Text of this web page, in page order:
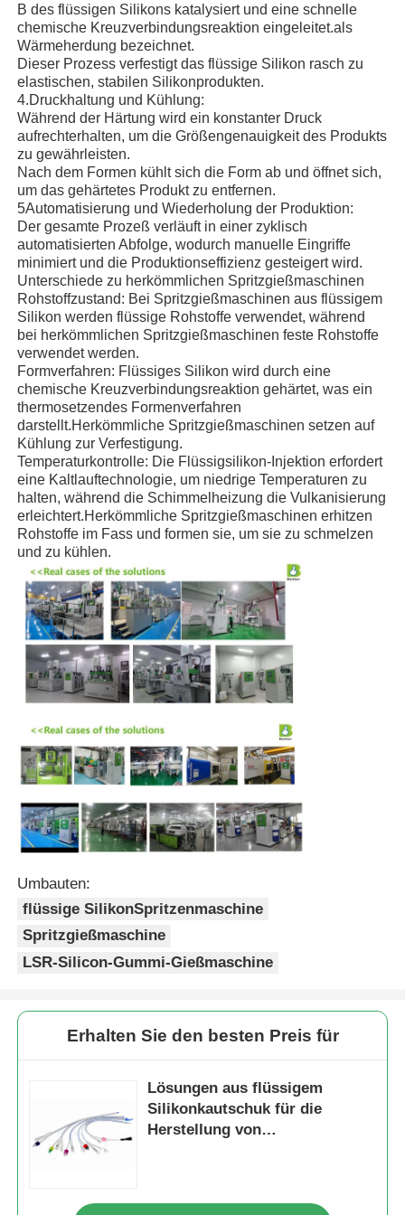
B des flüssigen Silikons katalysiert und eine schnelle
chemische Kreuzverbindungsreaktion eingeleitet.als
Wärmeherdung bezeichnet.
Dieser Prozess verfestigt das flüssige Silikon rasch zu
elastischen, stabilen Silikonprodukten.
4.Druckhaltung und Kühlung:
Während der Härtung wird ein konstanter Druck
aufrechterhalten, um die Größengenauigkeit des Produkts
zu gewährleisten.
Nach dem Formen kühlt sich die Form ab und öffnet sich,
um das gehärtetes Produkt zu entfernen.
5Automatisierung und Wiederholung der Produktion:
Der gesamte Prozeß verläuft in einer zyklisch
automatisierten Abfolge, wodurch manuelle Eingriffe
minimiert und die Produktionseffizienz gesteigert wird.
Unterschiede zu herkömmlichen Spritzgießmaschinen
Rohstoffzustand: Bei Spritzgießmaschinen aus flüssigem
Silikon werden flüssige Rohstoffe verwendet, während
bei herkömmlichen Spritzgießmaschinen feste Rohstoffe
verwendet werden.
Formverfahren: Flüssiges Silikon wird durch eine
chemische Kreuzverbindungsreaktion gehärtet, was ein
thermosetzendes Formenverfahren
darstellt.Herkömmliche Spritzgießmaschinen setzen auf
Kühlung zur Verfestigung.
Temperaturkontrolle: Die Flüssigsilikon-Injektion erfordert
eine Kaltlauftechnologie, um niedrige Temperaturen zu
halten, während die Schimmelheizung die Vulkanisierung
erleichtert.Herkömmliche Spritzgießmaschinen erhitzen
Rohstoffe im Fass und formen sie, um sie zu schmelzen
und zu kühlen.
Umbauten:
flüssige SilikonSpritzenmaschine
Spritzgießmaschine
LSR-Silicon-Gummi-Gießmaschine
Erhalten Sie den besten Preis für
Lösungen aus flüssigem
Silikonkautschuk für die
Herstellung von